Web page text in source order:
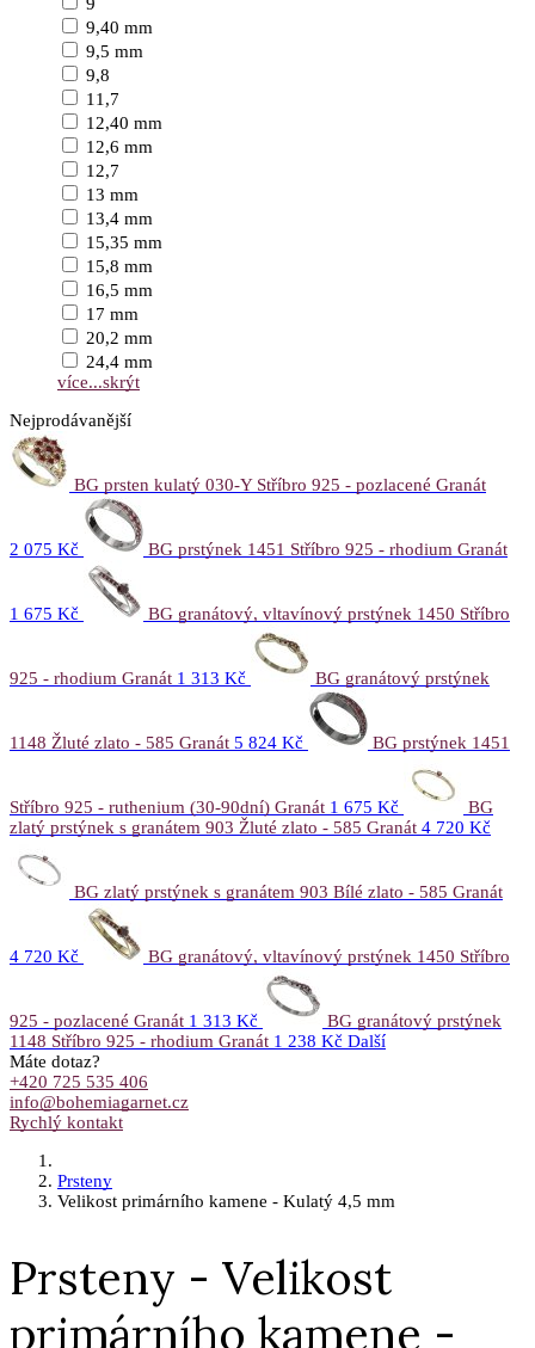
9,40 mm
9,5 mm
9,8
11,7
12,40 mm
12,6 mm
12,7
13 mm
13,4 mm
15,35 mm
15,8 mm
16,5 mm
17 mm
20,2 mm
24,4 mm
více...skrýt
Nejprodávanější
BG prsten kulatý 030-Y Stříbro 925 - pozlacené Granát
2 075 Kč BG prstýnek 1451 Stříbro 925 - rhodium Granát
1 675 Kč BG granátový, vltavínový prstýnek 1450 Stříbro
925 - rhodium Granát 1 313 Kč BG granátový prstýnek
1148 Žluté zlato - 585 Granát 5 824 Kč BG prstýnek 1451
Stříbro 925 - ruthenium (30-90dní) Granát 1 675 Kč
BG
zlatý prstýnek s granátem 903 Žluté zlato - 585 Granát 4 720 Kč
BG zlatý prstýnek s granátem 903 Bílé zlato - 585 Granát
4 720 Kč BG granátový, vltavínový prstýnek 1450 Stříbro
925 - pozlacené Granát 1 313 Kč
BG granátový prstýnek
1148 Stříbro 925 - rhodium Granát 1 238 Kč Další
Máte dotaz?
+420 725 535 406
info@bohemiagarnet.cz
Rychlý kontakt
Prsteny
Velikost primárního kamene - Kulatý 4,5 mm
Prsteny - Velikost
primárního kamene -